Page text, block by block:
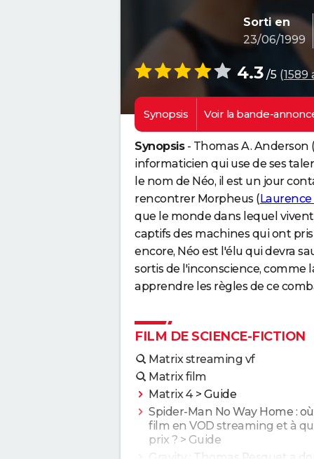
Sorti en
23/06/1999
4.3/5 (1589
Synopsis Voir la bande-
Synopsis- Thomas A. Anderson (
informaticien qui use de ses
le nom de Néo, il est un jour
rencontrer Morpheus (
que le monde dans lequel
captifs des machines qui ont
encore, Néo est l'élu qui devra
sortis de l'inconscience, comme
apprendre les règles de ce
FILM DE SCIENCE-FICTION
Matrix streaming vf
Matrix film
Matrix 4> Guide
Spider-Man No Way Home :
film en VOD streaming et à
prix ? > Guide